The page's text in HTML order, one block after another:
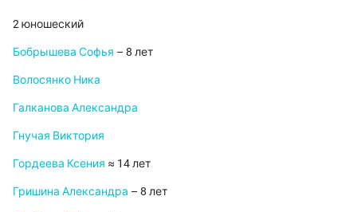
2 юношеский
Бобрышева Софья – 8 лет
Волосянко Ника
Галканова Александра
Гнучая Виктория
Гордеева Ксения ≈ 14 лет
Гришина Александра – 8 лет